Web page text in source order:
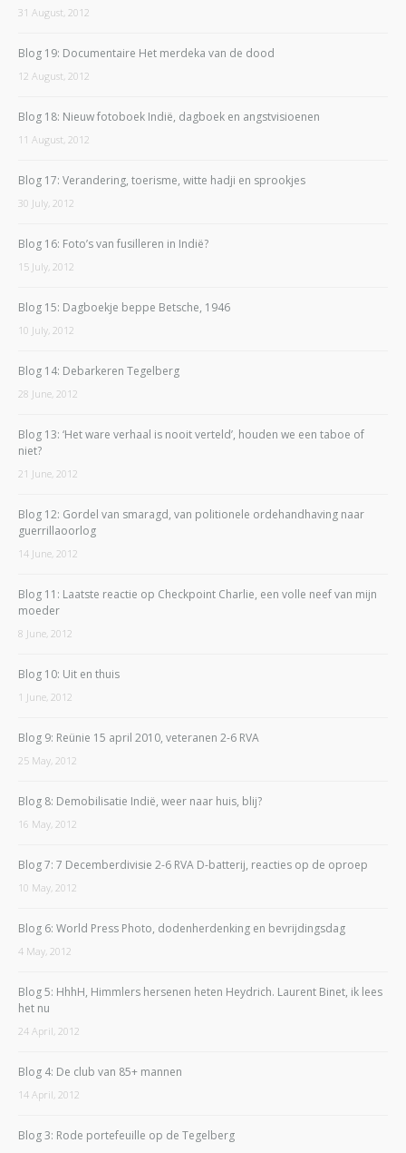
31 August, 2012
Blog 19: Documentaire Het merdeka van de dood
12 August, 2012
Blog 18: Nieuw fotoboek Indië, dagboek en angstvisioenen
11 August, 2012
Blog 17: Verandering, toerisme, witte hadji en sprookjes
30 July, 2012
Blog 16: Foto’s van fusilleren in Indië?
15 July, 2012
Blog 15: Dagboekje beppe Betsche, 1946
10 July, 2012
Blog 14: Debarkeren Tegelberg
28 June, 2012
Blog 13: ‘Het ware verhaal is nooit verteld’, houden we een taboe of
niet?
21 June, 2012
Blog 12: Gordel van smaragd, van politionele ordehandhaving naar
guerrillaoorlog
14 June, 2012
Blog 11: Laatste reactie op Checkpoint Charlie, een volle neef van mijn
moeder
8 June, 2012
Blog 10: Uit en thuis
1 June, 2012
Blog 9: Reünie 15 april 2010, veteranen 2-6 RVA
25 May, 2012
Blog 8: Demobilisatie Indië, weer naar huis, blij?
16 May, 2012
Blog 7: 7 Decemberdivisie 2-6 RVA D-batterij, reacties op de oproep
10 May, 2012
Blog 6: World Press Photo, dodenherdenking en bevrijdingsdag
4 May, 2012
Blog 5: HhhH, Himmlers hersenen heten Heydrich. Laurent Binet, ik lees
het nu
24 April, 2012
Blog 4: De club van 85+ mannen
14 April, 2012
Blog 3: Rode portefeuille op de Tegelberg